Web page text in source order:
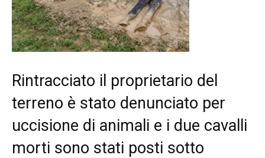
Rintracciato il proprietario del
terreno è stato denunciato per
uccisione di animali e i due cavalli
morti sono stati posti sotto